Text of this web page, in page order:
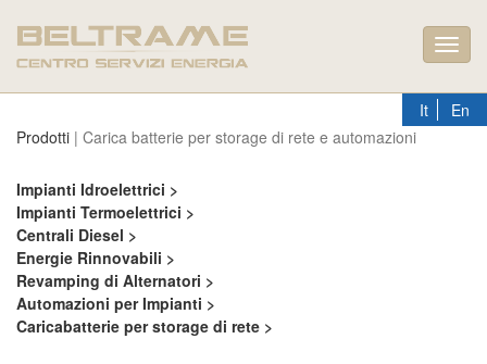
It
En
Prodotti | Carica batterie per storage di rete e automazioni
Impianti Idroelettrici >
Impianti Termoelettrici >
Centrali Diesel >
Energie Rinnovabili >
Revamping di Alternatori >
Automazioni per Impianti >
Caricabatterie per storage di rete >